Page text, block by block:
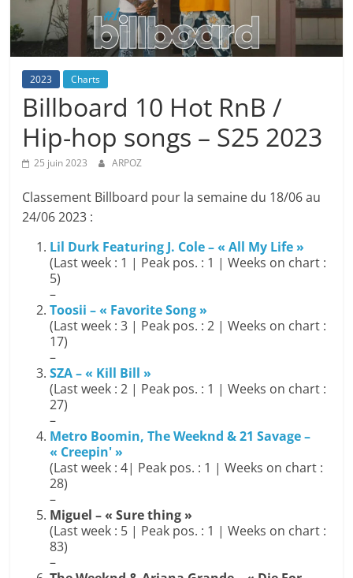
2023 Charts
Billboard 10 Hot RnB /
Hip-hop songs – S25 2023
25 juin 2023 ARPOZ
Classement Billboard pour la semaine du 18/06 au
24/06 2023 :
Lil Durk Featuring J. Cole – « All My Life »
(Last week : 1 | Peak pos. : 1 | Weeks on chart :
5)
–
Toosii – « Favorite Song »
(Last week : 3 | Peak pos. : 2 | Weeks on chart :
17)
–
SZA – « Kill Bill »
(Last week : 2 | Peak pos. : 1 | Weeks on chart :
27)
–
Metro Boomin, The Weeknd & 21 Savage –
« Creepin' »
(Last week : 4| Peak pos. : 1 | Weeks on chart :
28)
–
Miguel – « Sure thing »
(Last week : 5 | Peak pos. : 1 | Weeks on chart :
83)
–